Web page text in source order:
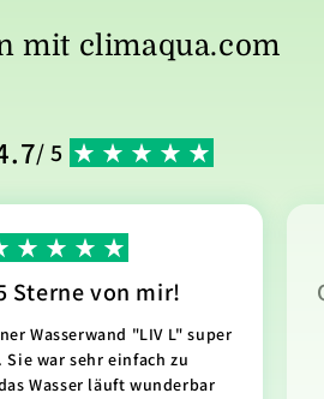
mit climaqua.com
/ 5
Sterne von mir!
Wasserwand "LIV L" super
war sehr einfach zu
Wasser läuft wunderbar